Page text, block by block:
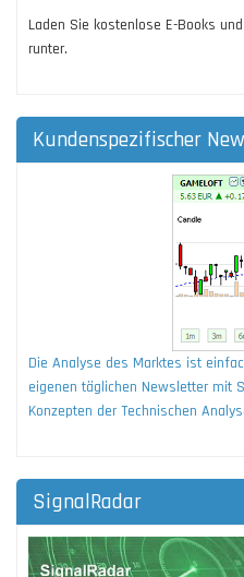
Laden Sie kostenlose E-Books
runter.
Kundenspezifischer
Die Analyse des Marktes ist
eigenen täglichen Newsletter mit
Konzepten der Technischen
SignalRadar